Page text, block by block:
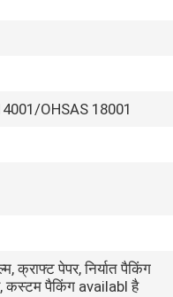
OHSAS 18001
क्राफ्ट पेपर, निर्यात पैकिंग
कस्टम पैकिंग availabl है